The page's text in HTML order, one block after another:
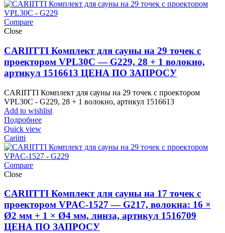
Compare
Close
CARIITTI Комплект для сауны на 29 точек с
проектором VPL30C — G229, 28 + 1 волокно,
артикул 1516613 ЦЕНА ПО ЗАПРОСУ
CARIITTI Комплект для сауны на 29 точек с проектором
VPL30C - G229, 28 + 1 волокно, артикул 1516613
Add to wishlist
Подробнее
Quick view
Cariitti
Compare
Close
CARIITTI Комплект для сауны на 17 точек с
проектором VPAC-1527 — G217, волокна: 16 ×
Ø2 мм + 1 × Ø4 мм, линза, артикул 1516709
ЦЕНА ПО ЗАПРОСУ